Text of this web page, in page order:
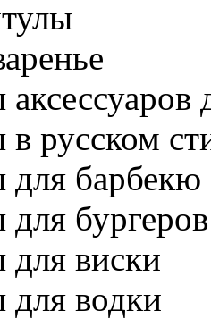
русском
барбекю
бургеров
виски
водки